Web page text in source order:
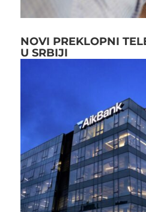
NOVI PREKLOPNI
U SRBIJI